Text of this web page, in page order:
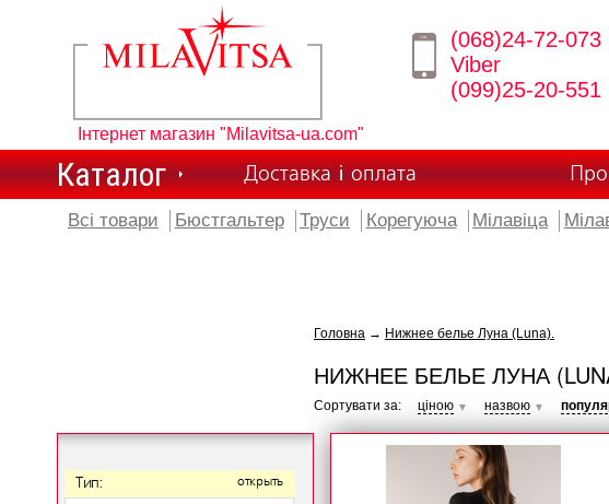
Інтернет магазин "Milavitsa-ua.com"
(068)24-72-073
Viber
(099)25-20-551
Каталог Доставка і оплата
Всі товари Бюстгальтер Труси Корегуюча Мілавіца
Тип: открыть
Головна → Нижнее белье Луна (Luna).
НИЖНЕЕ БЕЛЬЕ ЛУНА
Сортувати за: ціною ▼ назвою ▼